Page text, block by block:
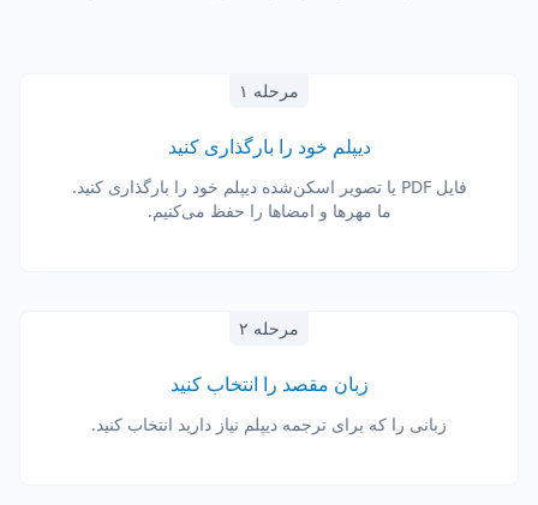
مرحله ۱
دیپلم خود را بارگذاری کنید
فایل PDF یا تصویر اسکن‌شده دیپلم خود را بارگذاری کنید.
ما مهرها و امضاها را حفظ می‌کنیم.
مرحله ۲
زبان مقصد را انتخاب کنید
زبانی را که برای ترجمه دیپلم نیاز دارید انتخاب کنید.